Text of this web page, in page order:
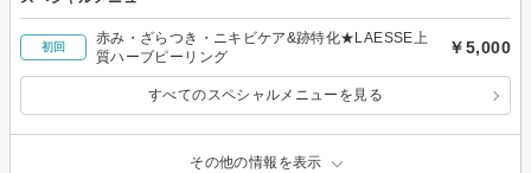
初回
赤み・ざらつき・ニキビケア&跡特化★LAESSE上
質ハーブピーリング
￥5,000
すべてのスペシャルメニューを見る
その他の情報を表示